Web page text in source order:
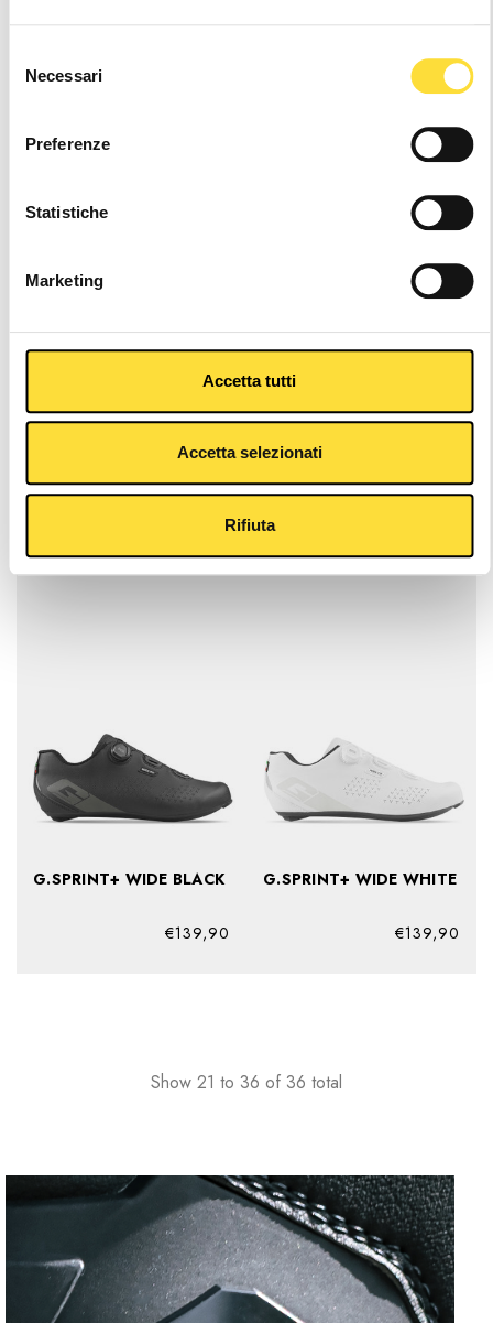
delNecessari
Preferenze
Statistiche
Marketing
Accetta tutti
Accetta selezionati
Rifiuta
G.SPRINT+ WARM
€139,90
€139,90 €139,90
G.SPRINT+ WIDE BLACK
€139,90
G.SPRINT+ WIDE WHITE
€139,90
Show 21 to 36 of 36 total